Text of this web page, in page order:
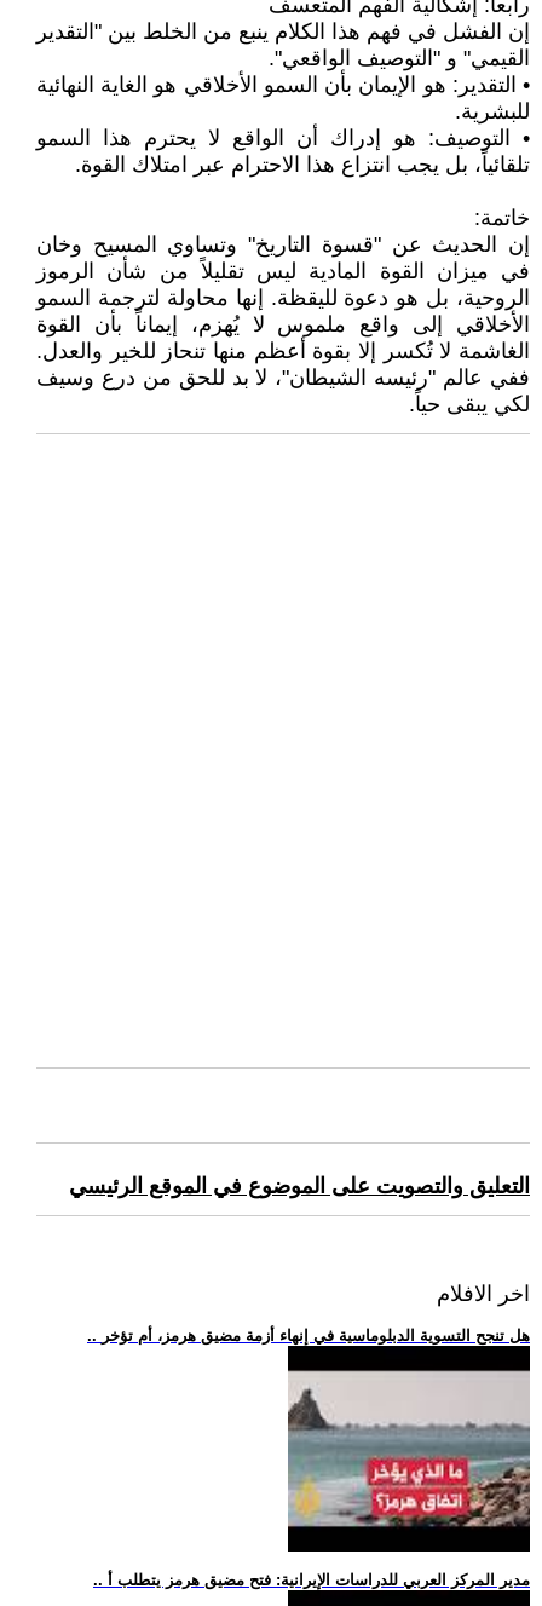
رابعاً: إشكالية الفهم المتعسف
إن الفشل في فهم هذا الكلام ينبع من الخلط بين "التقدير
القيمي" و "التوصيف الواقعي".
• التقدير: هو الإيمان بأن السمو الأخلاقي هو الغاية النهائية
للبشرية.
• التوصيف: هو إدراك أن الواقع لا يحترم هذا السمو
تلقائياً، بل يجب انتزاع هذا الاحترام عبر امتلاك القوة.
خاتمة:
إن الحديث عن "قسوة التاريخ" وتساوي المسيح وخان
في ميزان القوة المادية ليس تقليلاً من شأن الرموز
الروحية، بل هو دعوة لليقظة. إنها محاولة لترجمة السمو
الأخلاقي إلى واقع ملموس لا يُهزم، إيماناً بأن القوة
الغاشمة لا تُكسر إلا بقوة أعظم منها تنحاز للخير والعدل.
ففي عالم "رئيسه الشيطان"، لا بد للحق من درع وسيف
لكي يبقى حياً.
التعليق والتصويت على الموضوع في الموقع الرئيسي
اخر الافلام
.. هل تنجح التسوية الدبلوماسية في إنهاء أزمة مضيق هرمز، أم تؤخر
.. مدير المركز العربي للدراسات الإيرانية: فتح مضيق هرمز يتطلب أ